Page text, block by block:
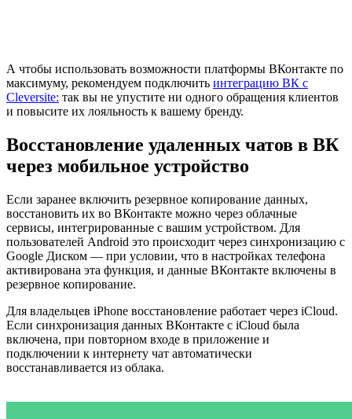
А чтобы использовать возможности платформы ВКонтакте по
максимуму, рекомендуем подключить интеграцию ВК с
Cleversite: так вы не упустите ни одного обращения клиентов
и повысите их лояльность к вашему бренду.
Восстановление удаленных чатов в ВК
через мобильное устройство
Если заранее включить резервное копирование данных,
восстановить их во ВКонтакте можно через облачные
сервисы, интегрированные с вашим устройством. Для
пользователей Android это происходит через синхронизацию с
Google Диском — при условии, что в настройках телефона
активирована эта функция, и данные ВКонтакте включены в
резервное копирование.
Для владельцев iPhone восстановление работает через iCloud.
Если синхронизация данных ВКонтакте с iCloud была
включена, при повторном входе в приложение и
подключении к интернету чат автоматически
восстанавливается из облака.